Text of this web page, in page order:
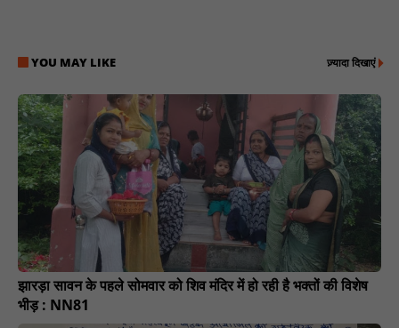
YOU MAY LIKE ज़्यादा दिखाएं
झारड़ा सावन के पहले सोमवार को शिव मंदिर में हो रही है भक्तों की विशेष
भीड़ : NN81